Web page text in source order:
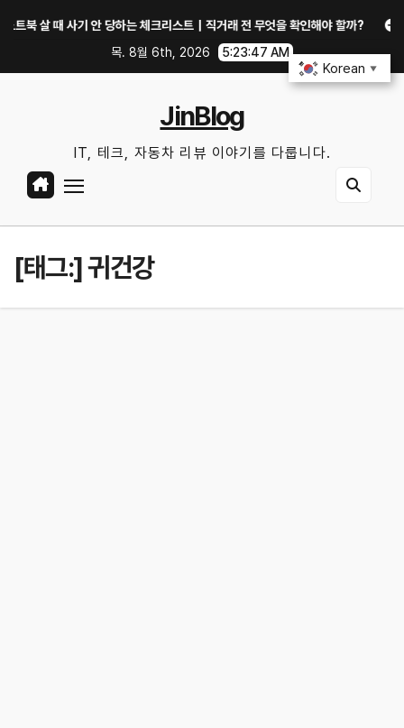
살 때 사기 안 당하는 체크리스트｜직거래 전 무엇을 확인해야 할까?
GTX
목. 8월 6th, 2026
5:23:47 AM
JinBlog
IT, 테크, 자동차 리뷰 이야기를 다룹니다.
[태그:]귀건강
Korean ▼